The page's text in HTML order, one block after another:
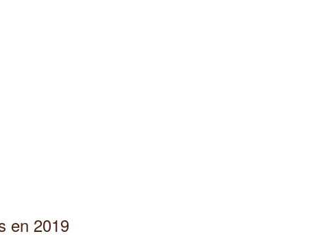
en 2019